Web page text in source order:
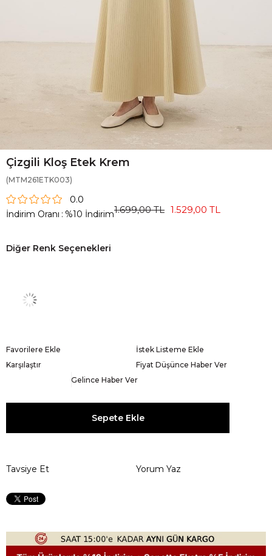
Çizgili Kloş Etek Krem
(MTM261ETK003)
0.0
İndirim Oranı : %10 İndirim1.699,00 TL 1.529,00 TL
Diğer Renk Seçenekleri
Favorilere Ekle
İstek Listeme Ekle
Karşılaştır
Fiyat Düşünce Haber Ver
Gelince Haber Ver
Tavsiye Et Yorum Yaz